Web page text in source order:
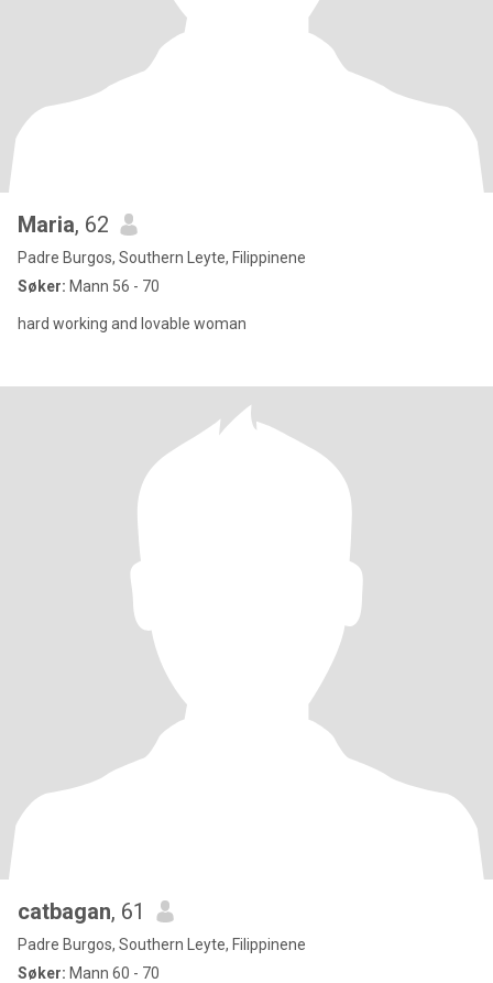
Maria, 62
Padre Burgos, Southern Leyte, Filippinene
Søker: Mann 56 - 70
hard working and lovable woman
catbagan, 61
Padre Burgos, Southern Leyte, Filippinene
Søker: Mann 60 - 70